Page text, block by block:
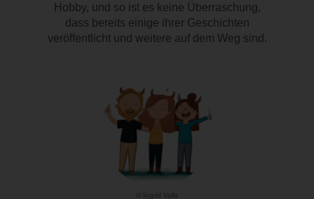
Hobby, und so ist es keine Überraschung,
dass bereits einige ihrer Geschichten
veröffentlicht und weitere auf dem Weg sind.
© Ingrid Valls